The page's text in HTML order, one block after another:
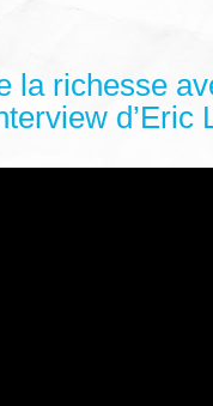
la richesse
d’Eric